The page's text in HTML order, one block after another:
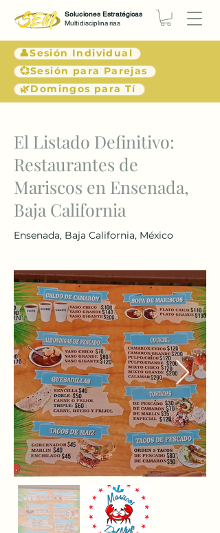
👤Sesión Individual
💞Sesión para Parejas
🌿Domingos para Tí
Soluciones Estratégicas
Multidisciplinarias
< Atrás
El Listado Definitivo:
Restaurantes de
Mariscos en Ensenada,
Baja California
Ensenada, Baja California, México